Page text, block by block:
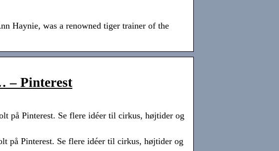
Haynie, was a renowned tiger trainer of the
– Pinterest
på Pinterest. Se flere idéer til cirkus, højtider og
på Pinterest. Se flere idéer til cirkus, højtider og